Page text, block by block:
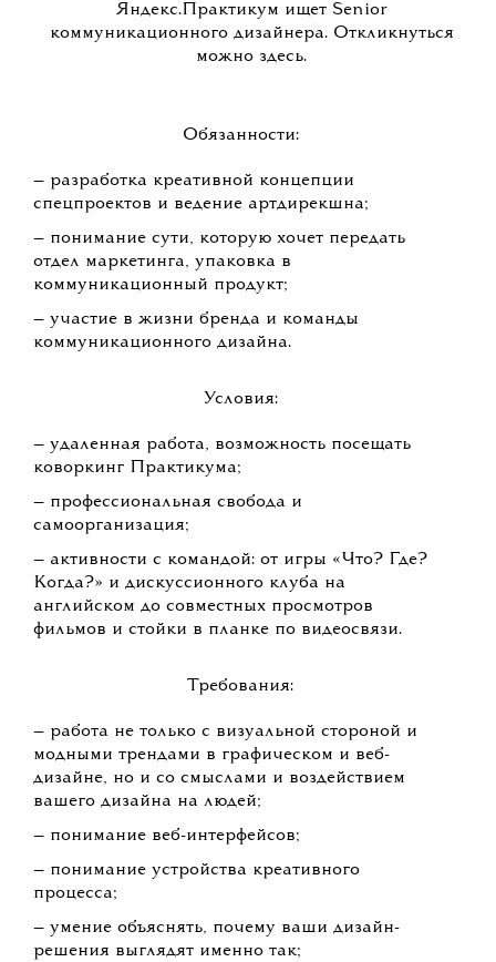
Яндекс.Практикум ищет Senior
коммуникационного дизайнера. Откликнуться
можно здесь.
Обязанности:
— разработка креативной концепции
спецпроектов и ведение артдирекшна;
— понимание сути, которую хочет передать
отдел маркетинга, упаковка в
коммуникационный продукт;
— участие в жизни бренда и команды
коммуникационного дизайна.
Условия:
— удаленная работа, возможность посещать
коворкинг Практикума;
— профессиональная свобода и
самоорганизация;
— активности с командой: от игры «Что? Где?
Когда?» и дискуссионного клуба на
английском до совместных просмотров
фильмов и стойки в планке по видеосвязи.
Требования:
— работа не только с визуальной стороной и
модными трендами в графическом и веб-
дизайне, но и со смыслами и воздействием
вашего дизайна на людей;
— понимание веб-интерфейсов;
— понимание устройства креативного
процесса;
— умение объяснять, почему ваши дизайн-
решения выглядят именно так;